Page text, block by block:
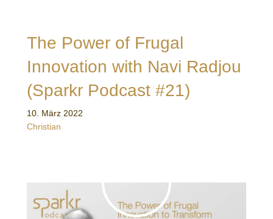
The Power of Frugal
Innovation with Navi Radjou
(Sparkr Podcast #21)
10. März 2022
Christian